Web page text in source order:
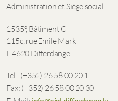
Administration et Siége social
1535°, Bâtiment C
115c, rue Emile Mark
L-4620 Differdange
Tel.: (+352) 26 58 00 20 1
Fax: (+352) 26 58 00 20 30